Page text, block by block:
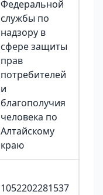
Федеральной
службы по
надзору в
сфере защиты
прав
потребителей
и
благополучия
человека по
Алтайскому
краю
1052202281537